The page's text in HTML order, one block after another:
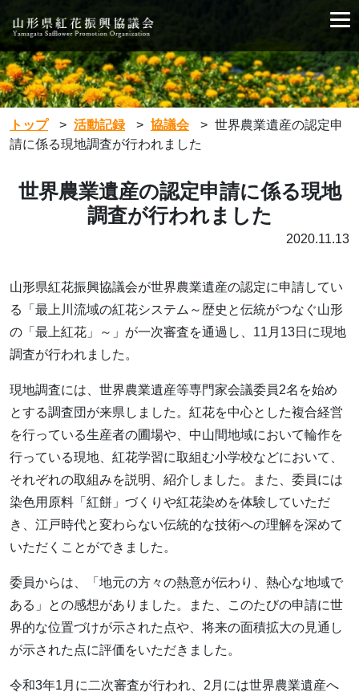
トップ > 活動記録 > 協議会 > 世界農業遺産の認定申
請に係る現地調査が行われました
世界農業遺産の認定申請に係る現地
調査が行われました
2020.11.13
山形県紅花振興協議会が世界農業遺産の認定に申請してい
る「最上川流域の紅花システム～歴史と伝統がつなぐ山形
の「最上紅花」～」が一次審査を通過し、11月13日に現地
調査が行われました。
現地調査には、世界農業遺産等専門家会議委員2名を始め
とする調査団が来県しました。紅花を中心とした複合経営
を行っている生産者の圃場や、中山間地域において輪作を
行っている現地、紅花学習に取組む小学校などにおいて、
それぞれの取組みを説明、紹介しました。また、委員には
染色用原料「紅餅」づくりや紅花染めを体験していただ
き、江戸時代と変わらない伝統的な技術への理解を深めて
いただくことができました。
委員からは、「地元の方々の熱意が伝わり、熱心な地域で
ある」との感想がありました。また、このたびの申請に世
界的な位置づけが示された点や、将来の面積拡大の見通し
が示された点に評価をいただきました。
令和3年1月に二次審査が行われ、2月には世界農業遺産へ